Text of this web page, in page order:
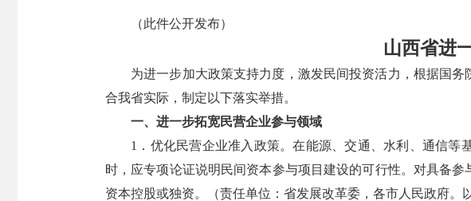
（此件公开发布）
山西省进
为进一步加大政策支持力度，激发民间投资活力，根据国
合我省实际，制定以下落实举措。
一、进一步拓宽民营企业参与领域
1．优化民营企业准入政策。在能源、交通、水利、通信等
时，应专项论证说明民间资本参与项目建设的可行性。对具备
资本控股或独资。（责任单位：省发展改革委，各市人民政府。